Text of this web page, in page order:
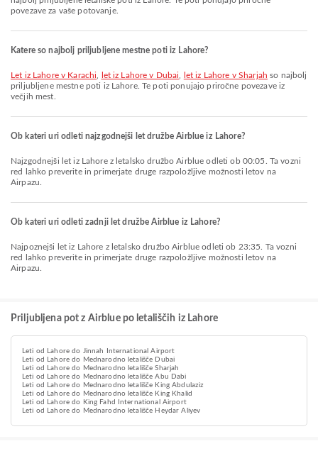
povezave za vaše potovanje.
Katere so najbolj priljubljene mestne poti iz Lahore?
let iz Lahore v Karachi let iz Lahore v Dubai let iz Lahore v Sharjah so najbolj
priljubljene mestne poti iz Lahore. Te poti ponujajo priročne povezave iz
večjih mest.
Ob kateri uri odleti najzgodnejši let družbe Airblue iz Lahore?
Najzgodnejši let iz Lahore z letalsko družbo Airblue odleti ob 00:05. Ta vozni
red lahko preverite in primerjate druge razpoložljive možnosti letov na
Airpazu.
Ob kateri uri odleti zadnji let družbe Airblue iz Lahore?
Najpoznejši let iz Lahore z letalsko družbo Airblue odleti ob 23:35. Ta vozni
red lahko preverite in primerjate druge razpoložljive možnosti letov na
Airpazu.
Priljubljena pot z Airblue po letališčih iz Lahore
Leti od Lahore do Jinnah International Airport
Leti od Lahore do Mednarodno letališče Dubai
Leti od Lahore do Mednarodno letališče Sharjah
Leti od Lahore do Mednarodno letališče Abu Dabi
Leti od Lahore do Mednarodno letališče King Abdulaziz
Leti od Lahore do Mednarodno letališče King Khalid
Leti od Lahore do King Fahd International Airport
Leti od Lahore do Mednarodno letališče Heydar Aliyev